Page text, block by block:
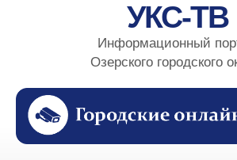
УКС-ТВ
Информационный
Озерского городского